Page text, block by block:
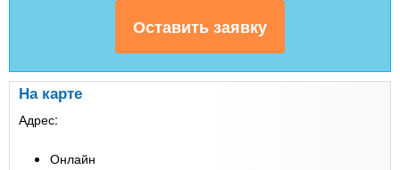
На карте
Адрес:
Онлайн